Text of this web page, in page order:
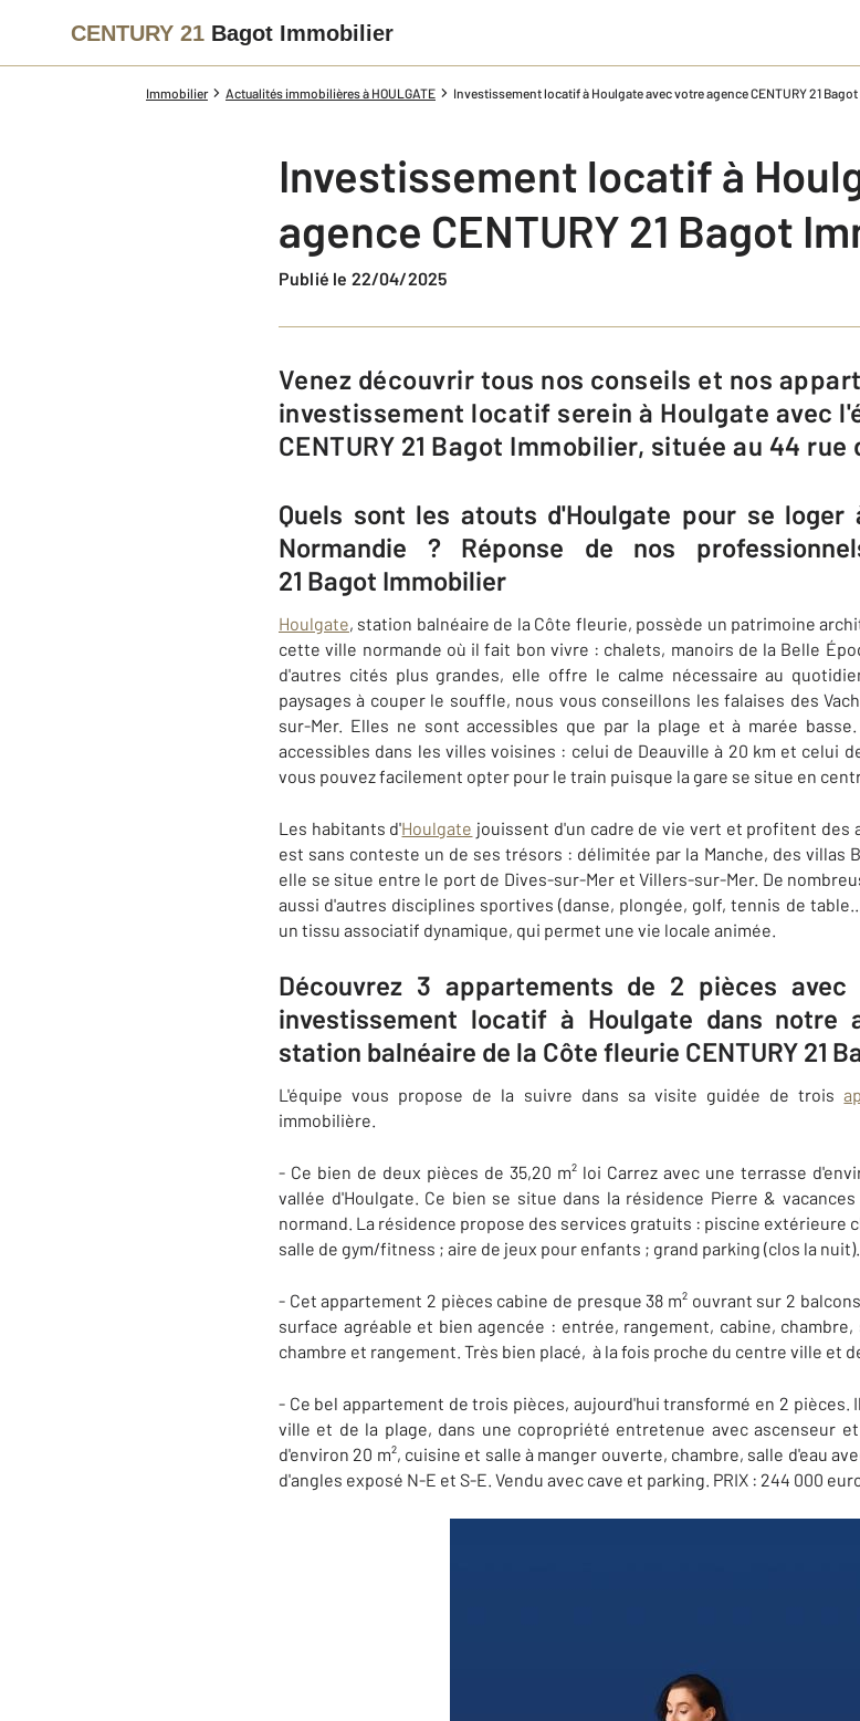
CENTURY 21 Bagot Immobilier
Immobilier Actualités immobilières à HOULGATE Investissement locatif à Houlgate avec votre agence CENTURY 21
Investissement locatif à
agence CENTURY 21 Bagot
Publié le 22/04/2025
Venez découvrir tous nos conseils et nos appartements pour un
investissement locatif serein à Houlgate avec
CENTURY 21 Bagot Immobilier, située au 44
Quels sont les atouts d'Houlgate pour se loger
Normandie ? Réponse de nos
21 Bagot Immobilier
Houlgate, station balnéaire de la Côte fleurie, possède un patrimoine
cette ville normande où il fait bon vivre : chalets, manoirs de la Belle
d'autres cités plus grandes, elle offre le calme nécessaire au
paysages à couper le souffle, nous vous conseillons les falaises des
sur-Mer. Elles ne sont accessibles que par la plage et à marée
accessibles dans les villes voisines : celui de Deauville à 20 km et celui
vous pouvez facilement opter pour le train puisque la gare se situe en
Les habitants d'Houlgate jouissent d'un cadre de vie vert et profitent des
est sans conteste un de ses trésors : délimitée par la Manche, des villas
elle se situe entre le port de Dives-sur-Mer et Villers-sur-Mer. De
aussi d'autres disciplines sportives (danse, plongée, golf, tennis de
un tissu associatif dynamique, qui permet une vie locale animée.
Découvrez 3 appartements de 2 pièces
investissement locatif à Houlgate dans notre
station balnéaire de la Côte fleurie CENTURY 21
L'équipe vous propose de la suivre dans sa visite guidée de trois
immobilière.
- Ce bien de deux pièces de 35,20 m² loi Carrez avec une terrasse
vallée d'Houlgate. Ce bien se situe dans la résidence Pierre &
normand. La résidence propose des services gratuits : piscine extérieure
salle de gym/fitness ; aire de jeux pour enfants ; grand parking (clos la nuit).
- Cet appartement 2 pièces cabine de presque 38 m² ouvrant sur 2
surface agréable et bien agencée : entrée, rangement, cabine,
chambre et rangement. Très bien placé, à la fois proche du centre ville et
- Ce bel appartement de trois pièces, aujourd'hui transformé en 2
ville et de la plage, dans une copropriété entretenue avec ascenseur
d'environ 20 m², cuisine et salle à manger ouverte, chambre, salle d'eau
d'angles exposé N-E et S-E. Vendu avec cave et parking. PRIX : 244 000